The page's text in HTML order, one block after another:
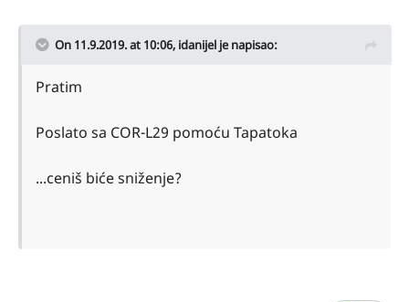
On 11.9.2019. at 10:06, idanijel je napisao:
Pratim
Poslato sa COR-L29 pomoću Tapatoka
...ceniš biće sniženje?